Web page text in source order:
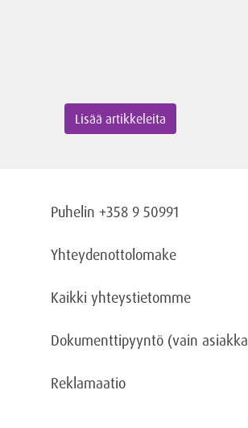
Lisää artikkeleita
Puhelin +358 9 50991
Yhteydenottolomake
Kaikki yhteystietomme
Dokumenttipyyntö (vain
Reklamaatio